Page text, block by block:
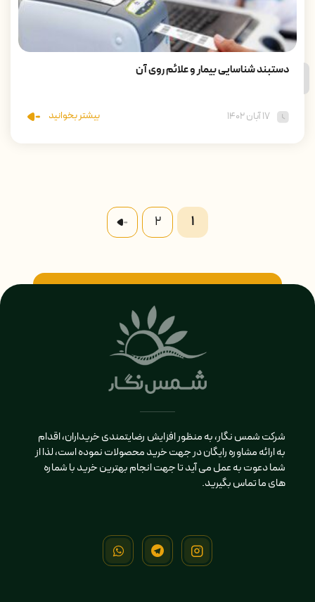
دستبند شناسایی بیمار و علائم روی آن
۱۷ آبان ۱۴۰۲ بیشتر بخوانید
1
2
شرکت شمس نگار، به منظور افزایش رضایتمندی خریداران، اقدام
به ارائه مشاوره رایگان در جهت خرید محصولات نموده است، لذا از
شما دعوت به عمل می آید تا جهت انجام بهترین خرید با شماره
های ما تماس بگیرید.